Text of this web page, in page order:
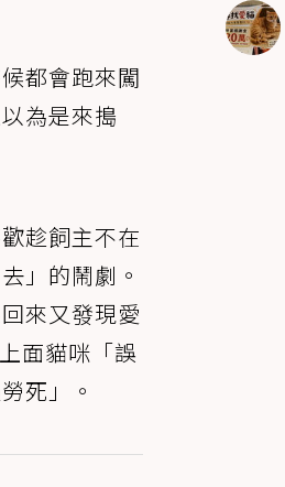
都會跑來闖
為是來搗
趁飼主不在
」的鬧劇。
來又發現愛
面貓咪「誤
死」。